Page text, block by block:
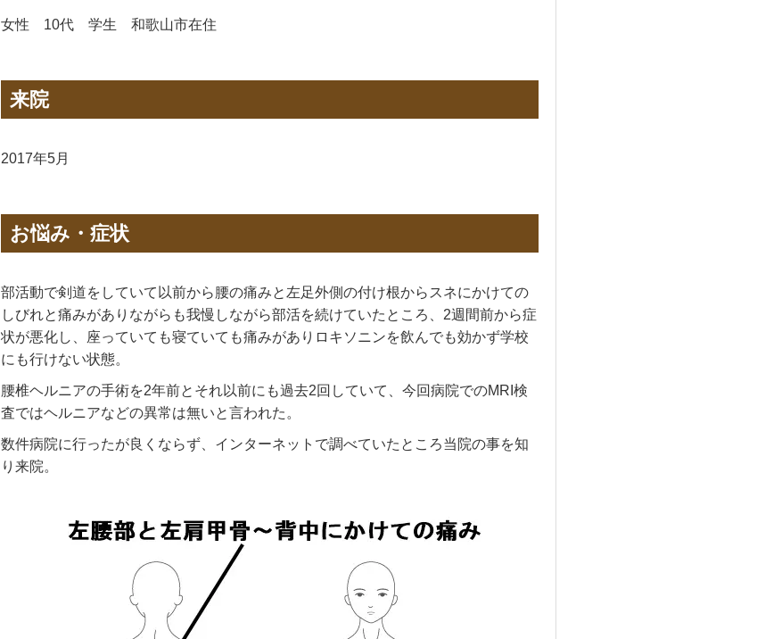
女性 10代 学生 和歌山市在住
来院
2017年5月
お悩み・症状
部活動で剣道をしていて以前から腰の痛みと左足外側の付け根からスネにかけての
しびれと痛みがありながらも我慢しながら部活を続けていたところ、2週間前から症
状が悪化し、座っていても寝ていても痛みがありロキソニンを飲んでも効かず学校
にも行けない状態。
腰椎ヘルニアの手術を2年前とそれ以前にも過去2回していて、今回病院でのMRI検
査ではヘルニアなどの異常は無いと言われた。
数件病院に行ったが良くならず、インターネットで調べていたところ当院の事を知
り来院。